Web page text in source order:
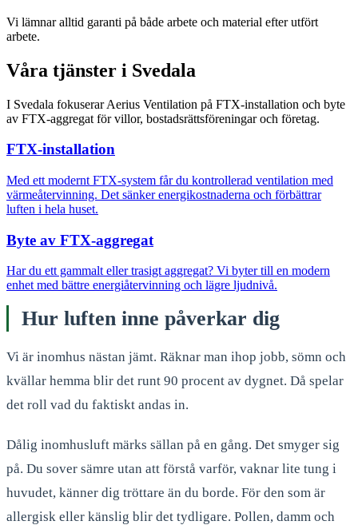
Vi lämnar alltid garanti på både arbete och material efter utfört
arbete.
Våra tjänster i Svedala
I Svedala fokuserar Aerius Ventilation på FTX-installation och byte
av FTX-aggregat för villor, bostadsrättsföreningar och företag.
FTX-installation
Med ett modernt FTX-system får du kontrollerad ventilation med
värmeåtervinning. Det sänker energikostnaderna och förbättrar
luften i hela huset.
Byte av FTX-aggregat
Har du ett gammalt eller trasigt aggregat? Vi byter till en modern
enhet med bättre energiåtervinning och lägre ljudnivå.
Hur luften inne påverkar dig
Vi är inomhus nästan jämt. Räknar man ihop jobb, sömn och
kvällar hemma blir det runt 90 procent av dygnet. Då spelar
det roll vad du faktiskt andas in.
Dålig inomhusluft märks sällan på en gång. Det smyger sig
på. Du sover sämre utan att förstå varför, vaknar lite tung i
huvudet, känner dig tröttare än du borde. För den som är
allergisk eller känslig blir det tydligare. Pollen, damm och